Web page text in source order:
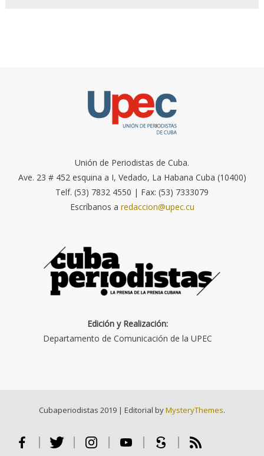
Unión de Periodistas de Cuba.
Ave. 23 # 452 esquina a I, Vedado, La Habana Cuba (10400)
Telf. (53) 7832 4550 | Fax: (53) 7333079
Escríbanos a redaccion@upec.cu
Edición y Realización:
Departamento de Comunicación de la UPEC
Cubaperiodistas 2019 | Editorial byMysteryThemes.
Facebook Twitter Instagram Youtube Scribd RSS